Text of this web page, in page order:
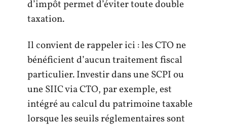
d’impôt permet d’éviter toute double
taxation.
Il convient de rappeler ici : les CTO ne
bénéficient d’aucun traitement fiscal
particulier. Investir dans une SCPI ou
une SIIC via CTO, par exemple, est
intégré au calcul du patrimoine taxable
lorsque les seuils réglementaires sont